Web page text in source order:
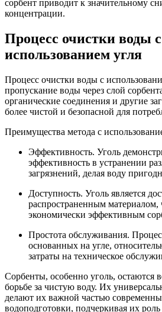
сорбент приводит к значительному
концентрации.
Процесс очистки воды с
использованием угля
Процесс очистки воды с
пропускание воды через слой
органические соединения и другие
более чистой и безопасной для
Преимущества метода с
Эффективность. Уголь
эффективность в устранении
загрязнений, делая воду
Доступность. Уголь является
распространенным материалом,
экономически эффективным
Простота обслуживания.
основанных на угле,
затраты на техническое
Сорбенты, особенно уголь, остаются
борьбе за чистую воду. Их
делают их важной частью
водоподготовки, подчеркивая их